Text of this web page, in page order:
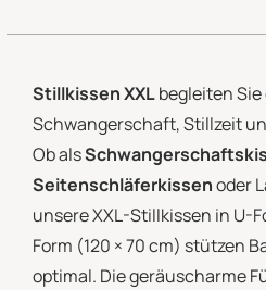
Stillkissen XXLbegleiten
Schwangerschaft, Stillzeit
Ob als
Seitenschläferkissenoder
unsere XXL-Stillkissen in U-
Form (120 × 70 cm) stützen
optimal. Die geräuscharme